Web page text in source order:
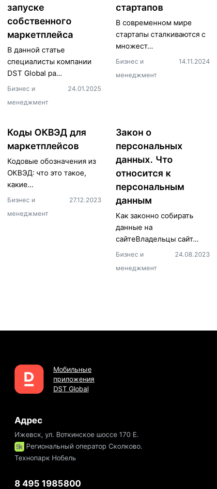
запуске
собственного
маркетплейса
В данной статье
специалисты компании
DST Global ра...
Бизнес и
менеджмент
24.01.2025
стартапов
В современном мире
стартапы сталкиваются с
множест...
Бизнес и
менеджмент
14.11.2024
Коды ОКВЭД для
маркетплейсов
Кодовые обозначения из
ОКВЭД: что это такое,
какие...
Бизнес и
менеджмент
27.12.2023
Закон о
персональных
данных. Что
относится к
персональным
данным
Как законно собирать
данные на
сайтеВладельцы сайт...
Бизнес и
менеджмент
24.08.2023
Мобильные
приложения
DST Global
Адрес
Ижевск, ул. Воткинское шоссе 170 Е.
Региональный оператор Сколково.
Технопарк Нобель
8 495 1985800